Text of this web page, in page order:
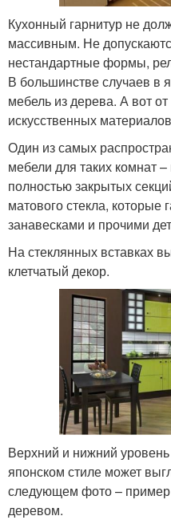
Кухонный гарнитур не
массивным. Не
нестандартные формы,
В большинстве случаев в
мебель из дерева. А вот от
искусственных
Один из самых
мебели для таких комнат
полностью закрытых
матового стекла,
занавесками и прочими
На стеклянных вставках
клетчатый декор.
Верхний и нижний уровень
японском стиле может
следующем фото – пример
деревом.